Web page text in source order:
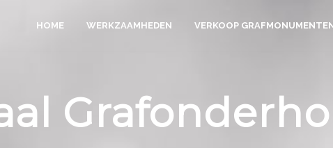
HOME WERKZAAMHEDEN VERKOOP